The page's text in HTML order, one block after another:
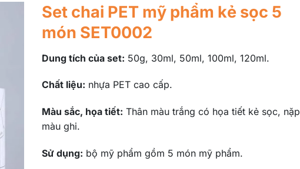
Set chai PET mỹ phẩm kẻ sọc 5
món SET0002
Dung tích của set: 50g, 30ml, 50ml, 100ml, 120ml.
Chất liệu: nhựa PET cao cấp.
Màu sắc, họa tiết: Thân màu trắng có họa tiết kẻ sọc, nặp
màu ghi.
Sử dụng: bộ mỹ phẩm gồm 5 món mỹ phẩm.